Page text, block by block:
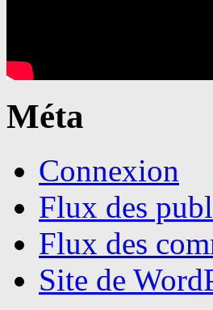
Méta
Connexion
Flux des
Flux des
Site de